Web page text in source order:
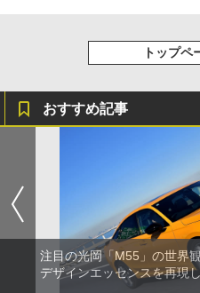
トップペ
おすすめ記事
注目の光岡「M55」の世界
デザインエッセンスを再現